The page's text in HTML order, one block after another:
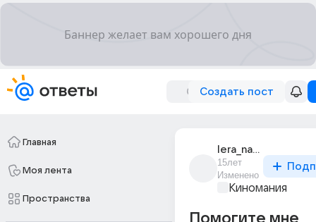
Создать пост
Главная
Моя лента
Пространства
lera_navolokina
15лет
Изменено
Киномания
Помогите мне